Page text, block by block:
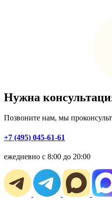
Нужна
Позвоните нам, мы
+7 (495) 045-61-61
ежедневно с 8:00 до 20:00